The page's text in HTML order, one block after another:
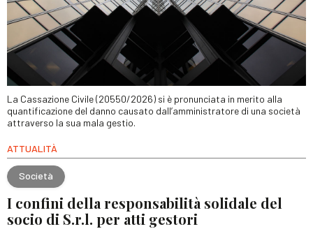
La Cassazione Civile (20550/2026) si è pronunciata in merito alla
quantificazione del danno causato dall’amministratore di una società
attraverso la sua mala gestio.
ATTUALITÀ
Società
I confini della responsabilità solidale del
socio di S.r.l. per atti gestori